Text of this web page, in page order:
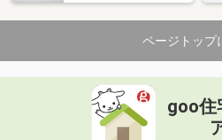
ページトップ
goo住